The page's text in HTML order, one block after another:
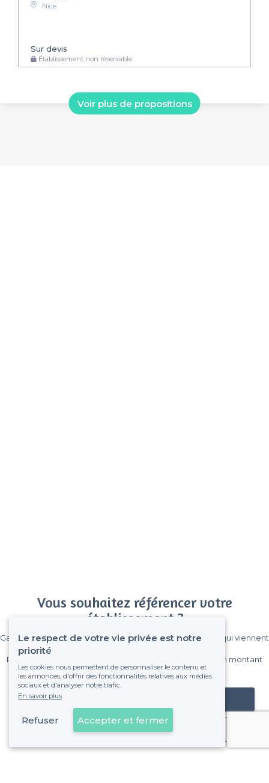
Nice
Sur devis
Établissement non réservable
Voir plus de propositions
Vous souhaitez référencer votre
établissement ?
Gagnez de nombreux clients parmi le million de visiteurs qui viennent
Pas de commissions et sans engagement, vous payez un montant
fixe sans risque de voir déraper la facture.
Référencer mon établissement
Déjà client
Le respect de votre vie privée est notre
priorité
Les cookies nous permettent de personnaliser le contenu et
les annonces, d'offrir des fonctionnalités relatives aux médias
sociaux et d'analyser notre trafic.
En savoir plus
Refuser Accepter et fermer